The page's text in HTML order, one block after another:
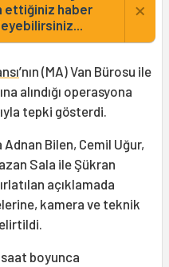
ettiğiniz haber
×
’nın (MA) Van Bürosu ile
alındığı operasyona
tepki gösterdi.
Adnan Bilen, Cemil Uğur,
Sala ile Şükran
açıklamada
kamera ve teknik
boyunca